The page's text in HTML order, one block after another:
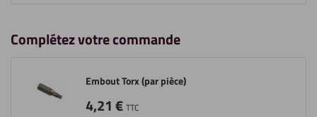
Complétez votre commande
Embout Torx (par pièce)
4,21€ TTC